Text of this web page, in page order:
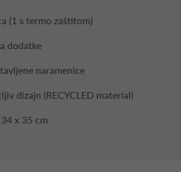
(1 s termo zaštitom)
dodatke
naramenice
dizajn (RECYCLED material)
x 35 cm